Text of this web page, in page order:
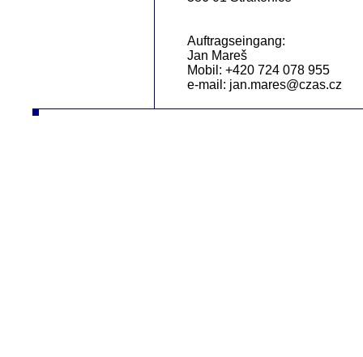
Auftragseingang:
Jan Mareš
Mobil: +420 724 078 955
e-mail: jan.mares@czas.cz